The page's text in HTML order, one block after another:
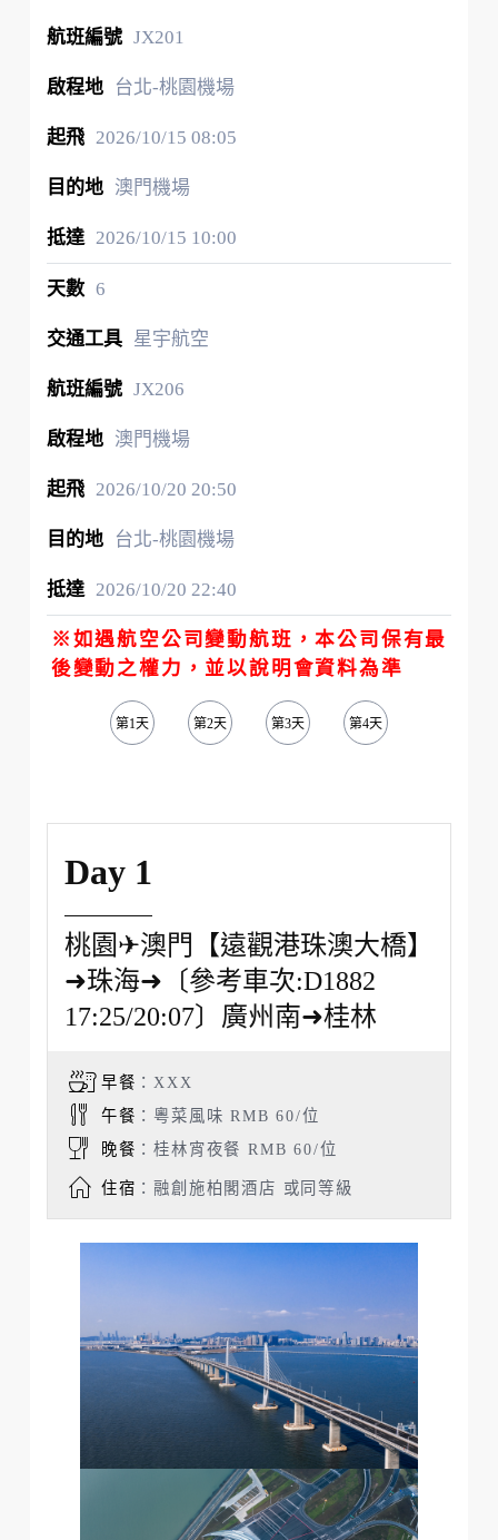
JX201
台北-桃園機場
2026/10/15 08:05
澳門機場
2026/10/15 10:00
6
星宇航空
JX206
澳門機場
2026/10/20 20:50
台北-桃園機場
2026/10/20 22:40
※如遇航空公司變動航班，本公司保有最
後變動之權力，並以說明會資料為準
第1天 第2天 第3天 第4天
Day 1
桃園✈澳門【遠觀港珠澳大橋】
➜珠海➜〔參考車次:D1882
17:25/20:07〕廣州南➜桂林
早餐 ：XXX
午餐 ：粵菜風味 RMB 60/位
晚餐 ：桂林宵夜餐 RMB 60/位
住宿 ：融創施柏閣酒店 或同等級